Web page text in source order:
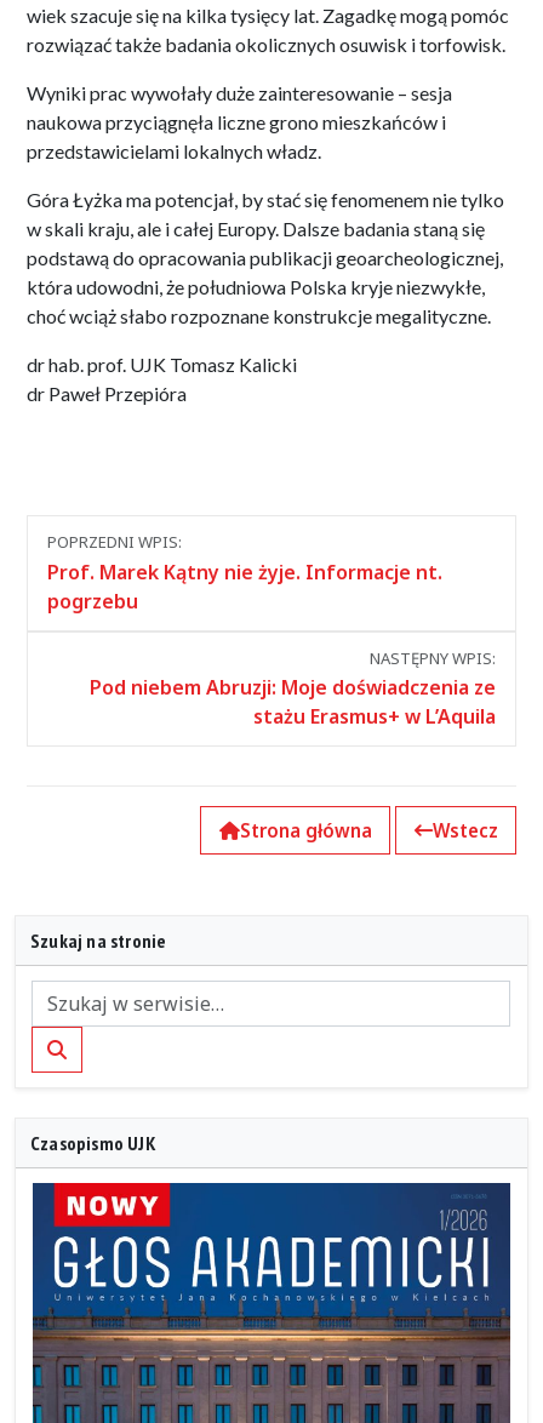
wiek szacuje się na kilka tysięcy lat. Zagadkę mogą pomóc
rozwiązać także badania okolicznych osuwisk i torfowisk.
Wyniki prac wywołały duże zainteresowanie – sesja
naukowa przyciągnęła liczne grono mieszkańców i
przedstawicielami lokalnych władz.
Góra Łyżka ma potencjał, by stać się fenomenem nie tylko
w skali kraju, ale i całej Europy. Dalsze badania staną się
podstawą do opracowania publikacji geoarcheologicznej,
która udowodni, że południowa Polska kryje niezwykłe,
choć wciąż słabo rozpoznane konstrukcje megalityczne.
dr hab. prof. UJK Tomasz Kalicki
dr Paweł Przepióra
Nawigacja
między
wpisami
POPRZEDNI WPIS:
Prof. Marek Kątny nie żyje. Informacje nt.
pogrzebu
NASTĘPNY WPIS:
Pod niebem Abruzji: Moje doświadczenia ze
stażu Erasmus+ w L’Aquila
Strona główna Wstecz
Szukaj na stronie
Szukaj
Czasopismo UJK